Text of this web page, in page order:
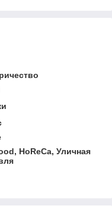
HoReCa, Уличная